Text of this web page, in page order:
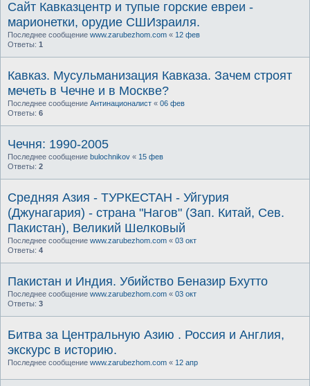
Cайт Кавказцентр и тупые горские евреи -
марионетки, орудие СШИзраиля.
Последнее сообщение www.zarubezhom.com « 12 фев
Ответы: 1
Кавказ. Мусульманизация Кавказа. Зачем строят
мечеть в Чечне и в Москве?
Последнее сообщение Антинационалист « 06 фев
Ответы: 6
Чечня: 1990-2005
Последнее сообщение bulochnikov « 15 фев
Ответы: 2
Средняя Азия - ТУРКЕСТАН - Уйгурия
(Джунагария) - страна "Нагов" (Зап. Китай, Сев.
Пакистан), Великий Шелковый
Последнее сообщение www.zarubezhom.com « 03 окт
Ответы: 4
Пакистан и Индия. Убийство Беназир Бхутто
Последнее сообщение www.zarubezhom.com « 03 окт
Ответы: 3
Битва за Центральную Азию . Россия и Англия,
экскурс в историю.
Последнее сообщение www.zarubezhom.com « 12 апр